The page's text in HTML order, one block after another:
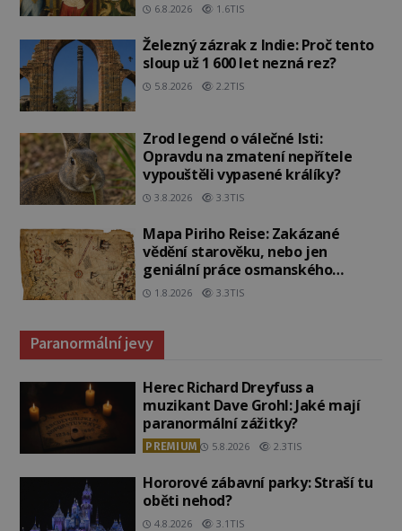
6.8.2026 1.6TIS
Železný zázrak z Indie: Proč tento
sloup už 1 600 let nezná rez?
5.8.2026 2.2TIS
Zrod legend o válečné lsti:
Opravdu na zmatení nepřítele
vypouštěli vypasené králíky?
3.8.2026 3.3TIS
Mapa Piriho Reise: Zakázané
vědění starověku, nebo jen
geniální práce osmanského
admirála?
1.8.2026 3.3TIS
Paranormální jevy
Herec Richard Dreyfuss a
muzikant Dave Grohl: Jaké mají
paranormální zážitky?
PREMIUM 5.8.2026 2.3TIS
Hororové zábavní parky: Straší tu
oběti nehod?
4.8.2026 3.1TIS